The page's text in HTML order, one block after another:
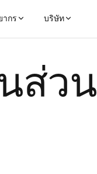
ากร บริษัท
ส่วน